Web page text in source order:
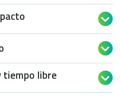


tiempo libre 